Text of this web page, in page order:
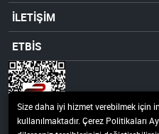
İLETİŞİM
ETBİS
Size daha iyi hizmet verebilmek için
kullanılmaktadır. Çerez Politikaları